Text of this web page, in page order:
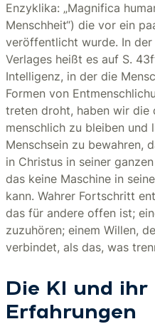
Enzyklika: „Magnifica
Menschheit“) die vor ein
veröffentlicht wurde. In
Verlages heißt es auf S.
Intelligenz, in der die
Formen von
treten droht, haben wir die
menschlich zu bleiben
Menschsein zu bewahren,
in Christus in seiner
das keine Maschine in
kann. Wahrer Fortschritt
das für andere offen ist;
zuzuhören; einem Willen,
verbindet, als das, was
Die KI und ihr
Erfahrungen